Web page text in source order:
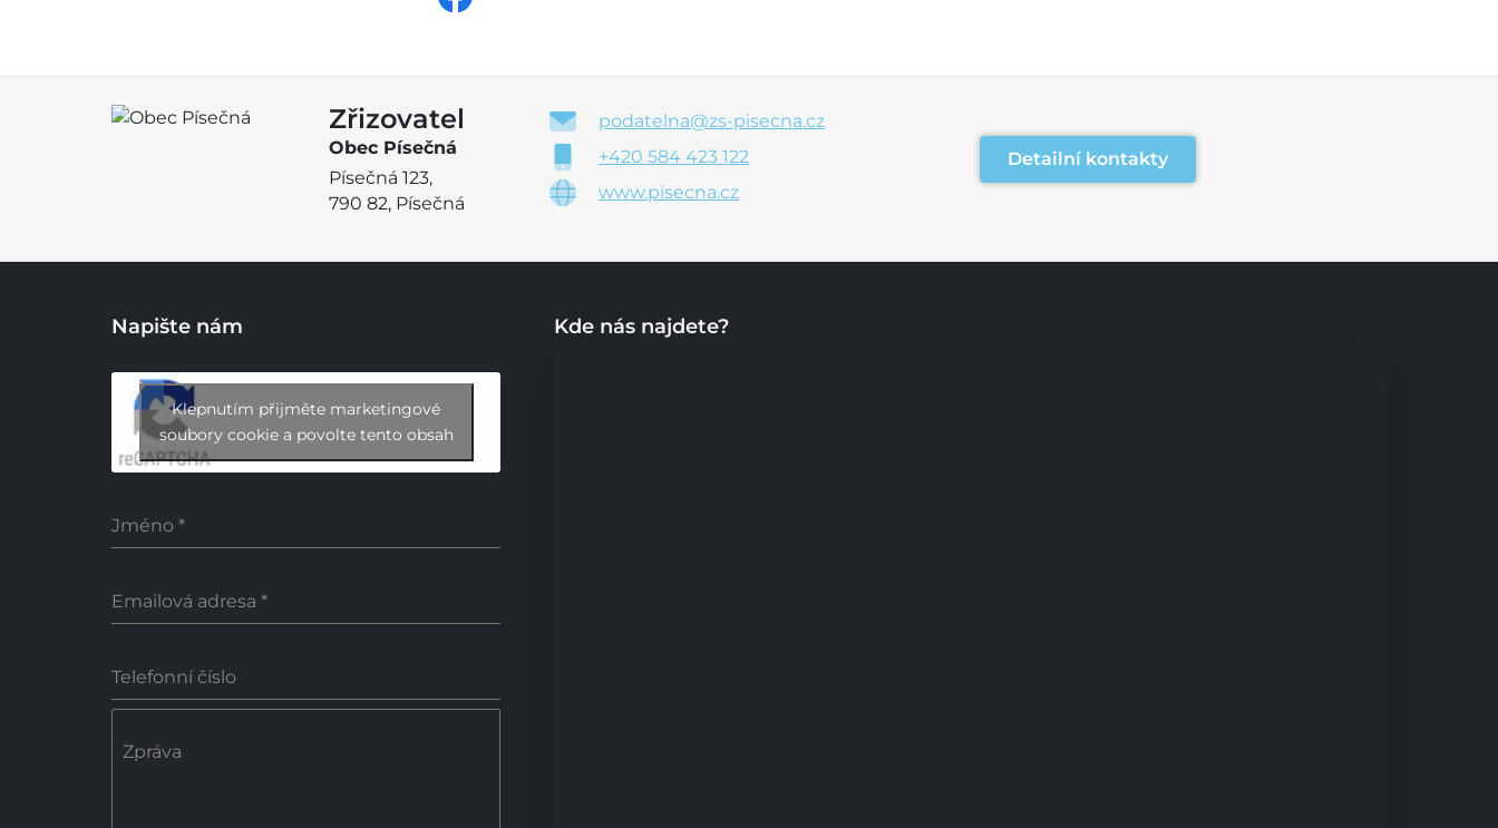
Zřizovatel
Obec Písečná
Písečná 123,
790 82, Písečná
podatelna@zs-pisecna.cz
+420 584 423 122
www.pisecna.cz
Detailní kontakty
Napište nám
Klepnutím přijměte marketingové
soubory cookie a povolte tento obsah
Jméno *
Emailová adresa *
Telefonní číslo
Zpráva
Kde nás najdete?